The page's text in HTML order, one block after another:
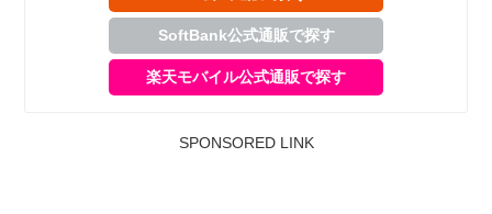
SoftBank公式通販で探す
楽天モバイル公式通販で探す
SPONSORED LINK